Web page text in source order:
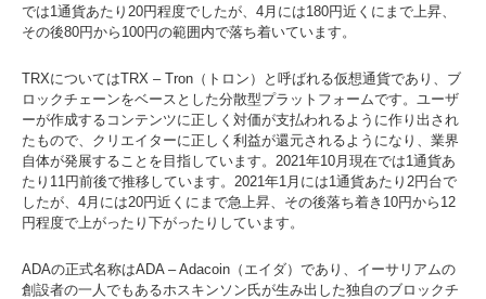
では1通貨あたり20円程度でしたが、4月には180円近くにまで上昇、
その後80円から100円の範囲内で落ち着いています。
TRXについてはTRX – Tron（トロン）と呼ばれる仮想通貨であり、ブ
ロックチェーンをベースとした分散型プラットフォームです。ユーザ
ーが作成するコンテンツに正しく対価が支払われるように作り出され
たもので、クリエイターに正しく利益が還元されるようになり、業界
自体が発展することを目指しています。2021年10月現在では1通貨あ
たり11円前後で推移しています。2021年1月には1通貨あたり2円台で
したが、4月には20円近くにまで急上昇、その後落ち着き10円から12
円程度で上がったり下がったりしています。
ADAの正式名称はADA – Adacoin（エイダ）であり、イーサリアムの
創設者の一人でもあるホスキンソン氏が生み出した独自のブロックチ